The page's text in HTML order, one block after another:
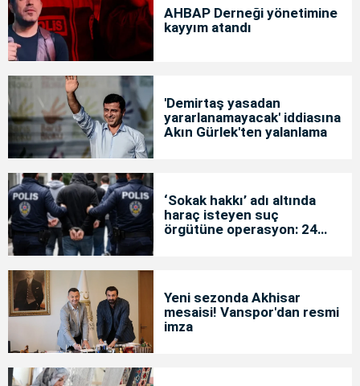
AHBAP Derneği yönetimine
kayyım atandı
'Demirtaş yasadan
yararlanamayacak' iddiasına
Akın Gürlek'ten yalanlama
‘Sokak hakkı’ adı altında
haraç isteyen suç
örgütüne operasyon: 24
Yeni sezonda Akhisar
mesaisi! Vanspor'dan resmi
imza